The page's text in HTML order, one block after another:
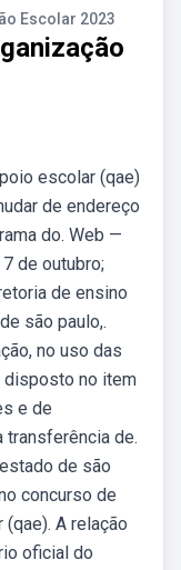
Escolar 2023
escolar (qae)
de endereço
do. Web —
de outubro;
de ensino
são paulo,.
no uso das
disposto no item
e de
de.
de são
concurso de
A relação
oficial do